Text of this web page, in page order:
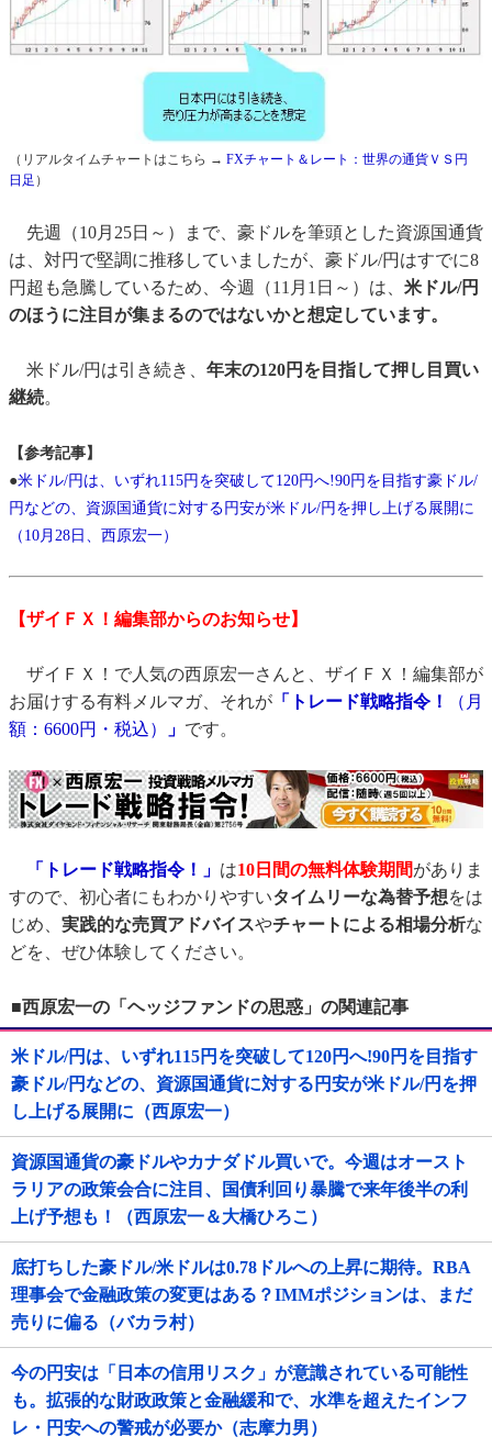
（リアルタイムチャートはこちら → FXチャート＆レート：世界の通貨ＶＳ円
日足 ）
先週（10月25日～）まで、豪ドルを筆頭とした資源国通貨
は、対円で堅調に推移していましたが、豪ドル/円はすでに8
円超も急騰しているため、今週（11月1日～）は、 米ドル/円
のほうに注目が集まるのではないかと想定しています。
米ドル/円は引き続き、 年末の120円を目指して押し目買い
継続。
【参考記事】
●米ドル/円は、いずれ115円を突破して120円へ!90円を目指す豪ドル/
円などの、資源国通貨に対する円安が米ドル/円を押し上げる展開に
（10月28日、西原宏一）
【ザイＦＸ！編集部からのお知らせ】
ザイＦＸ！で人気の西原宏一さんと、ザイＦＸ！編集部が
お届けする有料メルマガ、それが 「トレード戦略指令！
（月
額：6600円・税込）
」 です。
「トレード戦略指令！」 は10日間の無料体験期間がありま
すので、初心者にもわかりやすいタイムリーな為替予想をは
じめ、 実践的な売買アドバイスやチャートによる相場分析な
どを、ぜひ体験してください。
■西原宏一の「ヘッジファンドの思惑」の関連記事
米ドル/円は、いずれ115円を突破して120円へ!90円を目指す
豪ドル/円などの、資源国通貨に対する円安が米ドル/円を押
し上げる展開に（西原宏一）
資源国通貨の豪ドルやカナダドル買いで。今週はオースト
ラリアの政策会合に注目、国債利回り暴騰で来年後半の利
上げ予想も！（西原宏一＆大橋ひろこ）
底打ちした豪ドル/米ドルは0.78ドルへの上昇に期待。RBA
理事会で金融政策の変更はある？IMMポジションは、まだ
売りに偏る（バカラ村）
今の円安は「日本の信用リスク」が意識されている可能性
も。拡張的な財政政策と金融緩和で、水準を超えたインフ
レ・円安への警戒が必要か（志摩力男）